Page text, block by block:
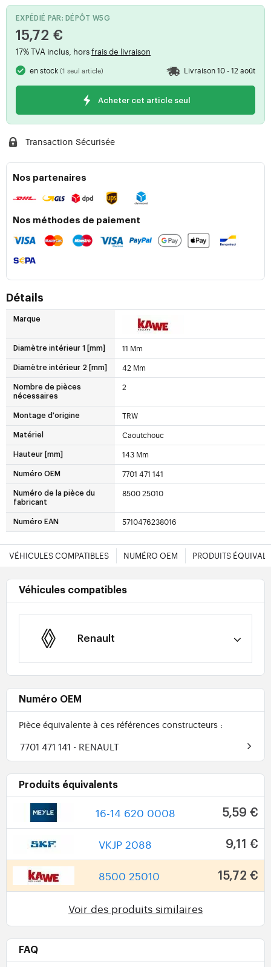
EXPÉDIÉ PAR: DÉPÔT W5G
15,72 €
17% TVA inclus, horsfrais de livraison
en stock(1 seul article) Livraison 10 - 12 août
Acheter cet article seul
Transaction Sécurisée
Nos partenaires
Nos méthodes de paiement
Détails
Marque
Diamètre intérieur 1 [mm] 11 Mm
Diamètre intérieur 2 [mm] 42 Mm
Nombre de pièces
nécessaires
2
Montage d'origine TRW
Matériel Caoutchouc
Hauteur [mm] 143 Mm
Numéro OEM 7701 471 141
Numéro de la pièce du
fabricant
8500 25010
Numéro EAN 5710476238016
VÉHICULES COMPATIBLES NUMÉRO OEM PRODUITS
Véhicules compatibles
Renault
Numéro OEM
Pièce équivalente à ces références constructeurs :
7701 471 141 - RENAULT
Produits équivalents
16-14 620 0008 5,59 €
VKJP 2088 9,11 €
8500 25010 15,72 €
Voir des produits similaires
FAQ